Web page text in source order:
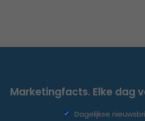
Marketingfacts. Elke dag
Dagelijkse